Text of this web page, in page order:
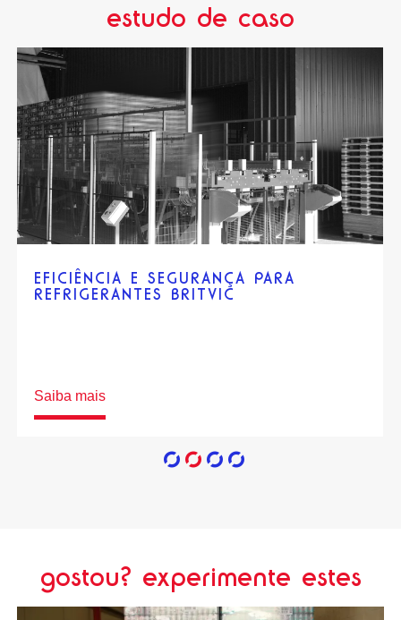
estudo de caso
UM GRANDE PASSO À FRENTE: O
SISTEMA DE PISO MÓVEL
Saiba mais
gostou? experimente estes